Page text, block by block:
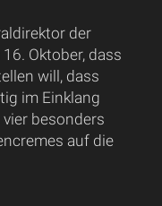
der
Oktober, dass
will, dass
im Einklang
besonders
auf die